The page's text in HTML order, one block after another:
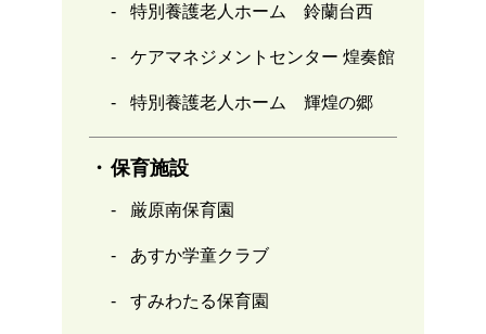
特別養護老人ホーム 鈴蘭台西
ケアマネジメントセンター 煌奏館
特別養護老人ホーム 輝煌の郷
保育施設
厳原南保育園
あすか学童クラブ
すみわたる保育園